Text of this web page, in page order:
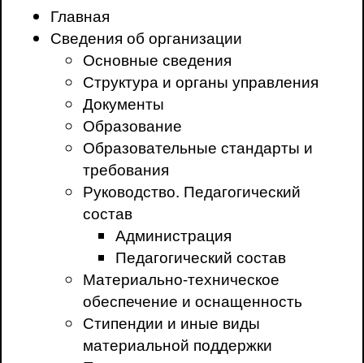
Главная
Сведения об организации
Основные сведения
Структура и органы управления
Документы
Образование
Образовательные стандарты и
требования
Руководство. Педагогический
состав
Администрация
Педагогический состав
Материально-техническое
обеспечение и оснащенность
Стипендии и иные виды
материальной поддержки